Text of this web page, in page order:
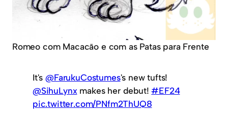
Romeo com Macacão e com as Patas para Frente
It's@FarukuCostumes's new tufts!
@SihuLynx makes her debut!#EF24
pic.twitter.com/PNfm2ThUQ8